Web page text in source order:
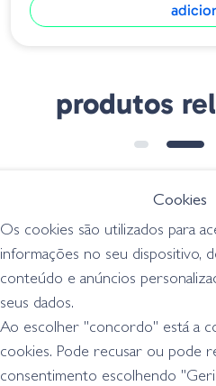
produtos
€ 6.15
Amostra Grub 03-
0214 Watermelon –
Black/Red Flake
grubs
Cookies
Os cookies são utilizados para
informações no seu dispositivo,
conteúdo e anúncios
seus dados.
Ao escolher "concordo" está a
cookies. Pode recusar ou pode
consentimento escolhendo